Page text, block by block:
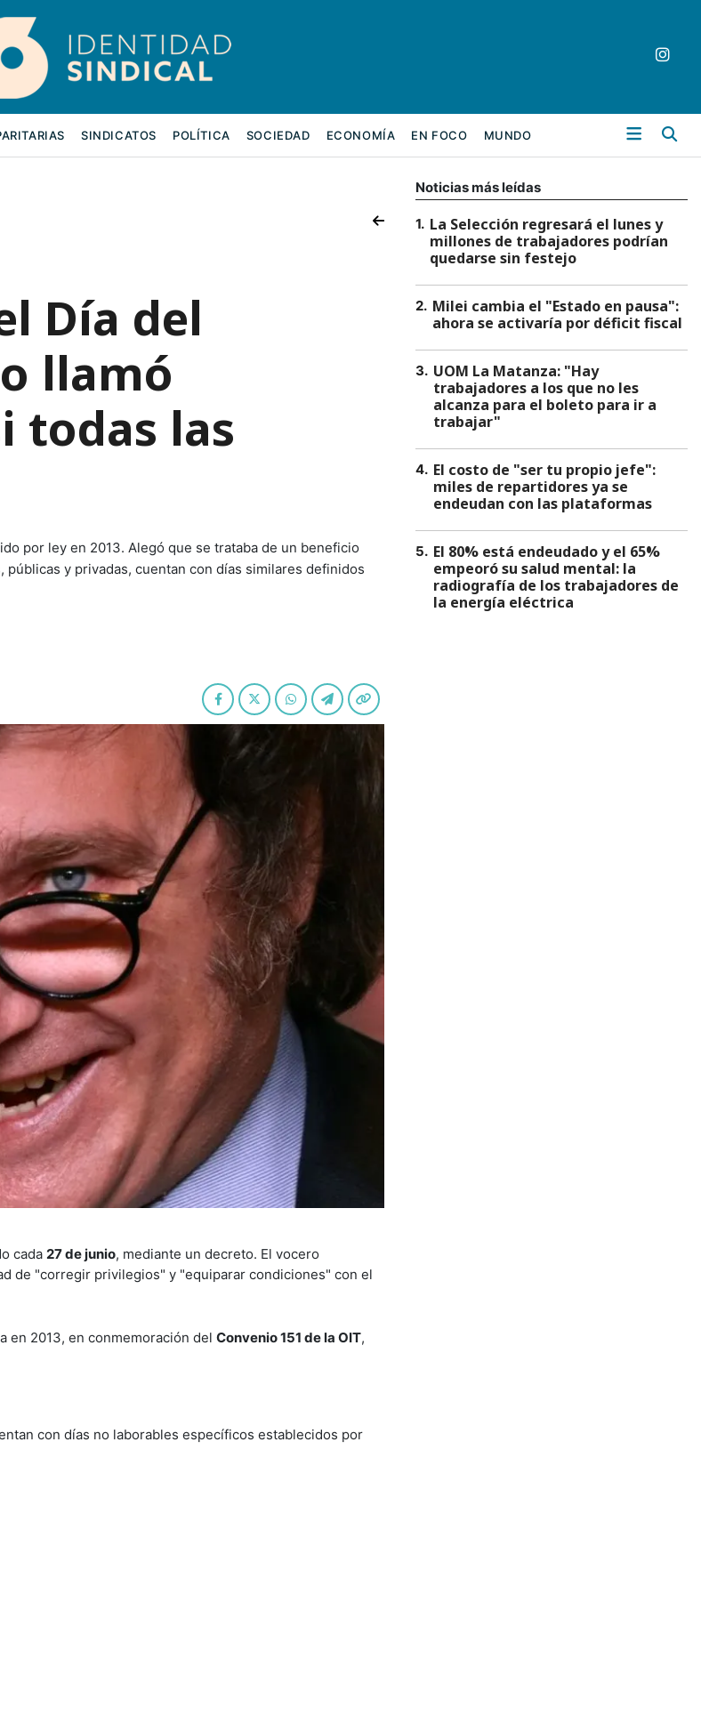
SINDICATOS POLÍTICA SOCIEDAD ECONOMÍA EN FOCO MUNDO
Día del
llamó
todas las
por ley en 2013. Alegó que se trataba de un beneficio
y privadas, cuentan con días similares definidos
cada 27 de junio, mediante un decreto. El vocero
de "corregir privilegios" y "equiparar condiciones" con el
en 2013, en conmemoración del Convenio 151 de la OIT,
con días no laborables específicos establecidos por
Noticias más leídas
1. La Selección regresará el lunes y
millones de trabajadores podrían
quedarse sin festejo
2. Milei cambia el "Estado en pausa":
ahora se activaría por déficit fiscal
3. UOM La Matanza: "Hay
trabajadores a los que no les
alcanza para el boleto para ir a
trabajar"
4. El costo de "ser tu propio jefe":
miles de repartidores ya se
endeudan con las plataformas
5. El 80% está endeudado y el 65%
empeoró su salud mental: la
radiografía de los trabajadores de
la energía eléctrica